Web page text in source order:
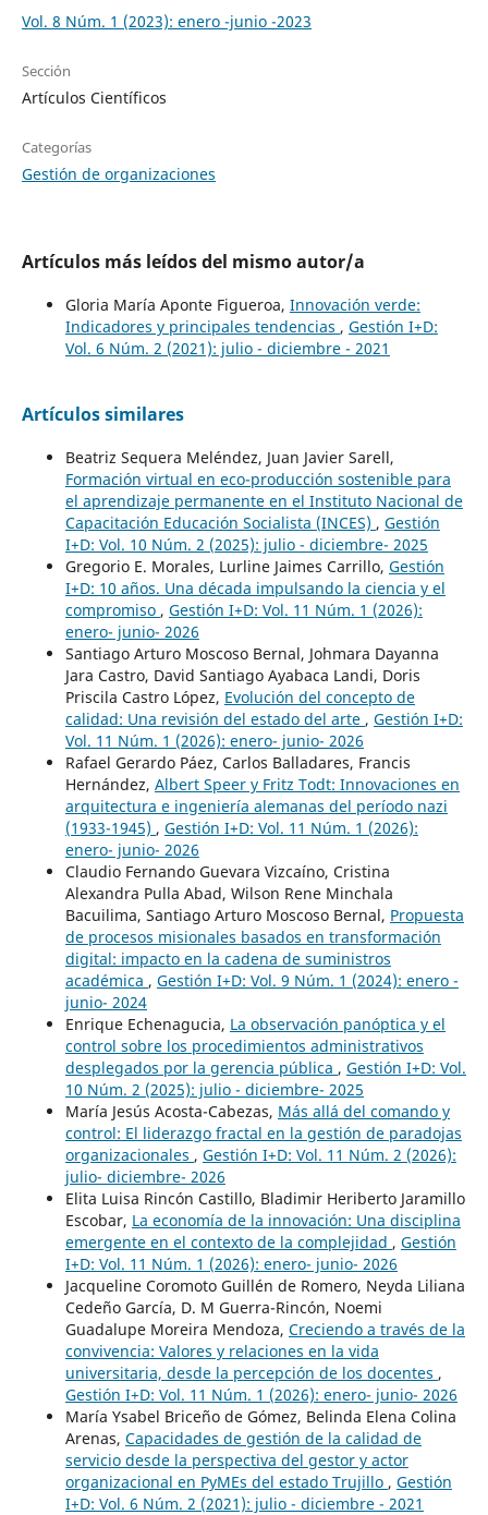
Vol. 8 Núm. 1 (2023): enero -junio -2023
Sección
Artículos Científicos
Categorías
Gestión de organizaciones
Artículos más leídos del mismo autor/a
Gloria María Aponte Figueroa, Innovación verde:
Indicadores y principales tendencias , Gestión I+D:
Vol. 6 Núm. 2 (2021): julio - diciembre - 2021
Artículos similares
Beatriz Sequera Meléndez, Juan Javier Sarell,
Formación virtual en eco-producción sostenible para
el aprendizaje permanente en el Instituto Nacional de
Capacitación Educación Socialista (INCES) , Gestión
I+D: Vol. 10 Núm. 2 (2025): julio - diciembre- 2025
Gregorio E. Morales, Lurline Jaimes Carrillo, Gestión
I+D: 10 años. Una década impulsando la ciencia y el
compromiso , Gestión I+D: Vol. 11 Núm. 1 (2026):
enero- junio- 2026
Santiago Arturo Moscoso Bernal, Johmara Dayanna
Jara Castro, David Santiago Ayabaca Landi, Doris
Priscila Castro López, Evolución del concepto de
calidad: Una revisión del estado del arte , Gestión I+D:
Vol. 11 Núm. 1 (2026): enero- junio- 2026
Rafael Gerardo Páez, Carlos Balladares, Francis
Hernández, Albert Speer y Fritz Todt: Innovaciones en
arquitectura e ingeniería alemanas del período nazi
(1933-1945) , Gestión I+D: Vol. 11 Núm. 1 (2026):
enero- junio- 2026
Claudio Fernando Guevara Vizcaíno, Cristina
Alexandra Pulla Abad, Wilson Rene Minchala
Bacuilima, Santiago Arturo Moscoso Bernal, Propuesta
de procesos misionales basados en transformación
digital: impacto en la cadena de suministros
académica , Gestión I+D: Vol. 9 Núm. 1 (2024): enero -
junio- 2024
Enrique Echenagucia, La observación panóptica y el
control sobre los procedimientos administrativos
desplegados por la gerencia pública , Gestión I+D: Vol.
10 Núm. 2 (2025): julio - diciembre- 2025
María Jesús Acosta-Cabezas, Más allá del comando y
control: El liderazgo fractal en la gestión de paradojas
organizacionales , Gestión I+D: Vol. 11 Núm. 2 (2026):
julio- diciembre- 2026
Elita Luisa Rincón Castillo, Bladimir Heriberto Jaramillo
Escobar, La economía de la innovación: Una disciplina
emergente en el contexto de la complejidad , Gestión
I+D: Vol. 11 Núm. 1 (2026): enero- junio- 2026
Jacqueline Coromoto Guillén de Romero, Neyda Liliana
Cedeño García, D. M Guerra-Rincón, Noemi
Guadalupe Moreira Mendoza, Creciendo a través de la
convivencia: Valores y relaciones en la vida
universitaria, desde la percepción de los docentes ,
Gestión I+D: Vol. 11 Núm. 1 (2026): enero- junio- 2026
María Ysabel Briceño de Gómez, Belinda Elena Colina
Arenas, Capacidades de gestión de la calidad de
servicio desde la perspectiva del gestor y actor
organizacional en PyMEs del estado Trujillo , Gestión
I+D: Vol. 6 Núm. 2 (2021): julio - diciembre - 2021